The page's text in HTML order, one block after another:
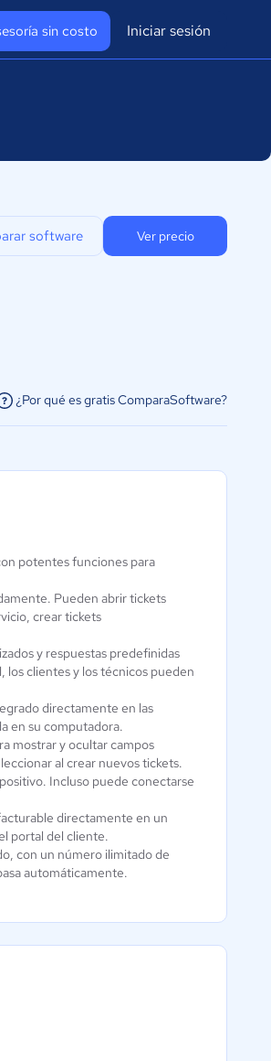
sin costo Iniciar sesión
software Ver precio
¿Por qué es gratis ComparaSoftware?
potentes funciones para
Pueden abrir tickets
crear tickets
y respuestas predefinidas
los clientes y los técnicos pueden
directamente en las
en su computadora.
mostrar y ocultar campos
al crear nuevos tickets.
Incluso puede conectarse
directamente en un
portal del cliente.
con un número ilimitado de
automáticamente.